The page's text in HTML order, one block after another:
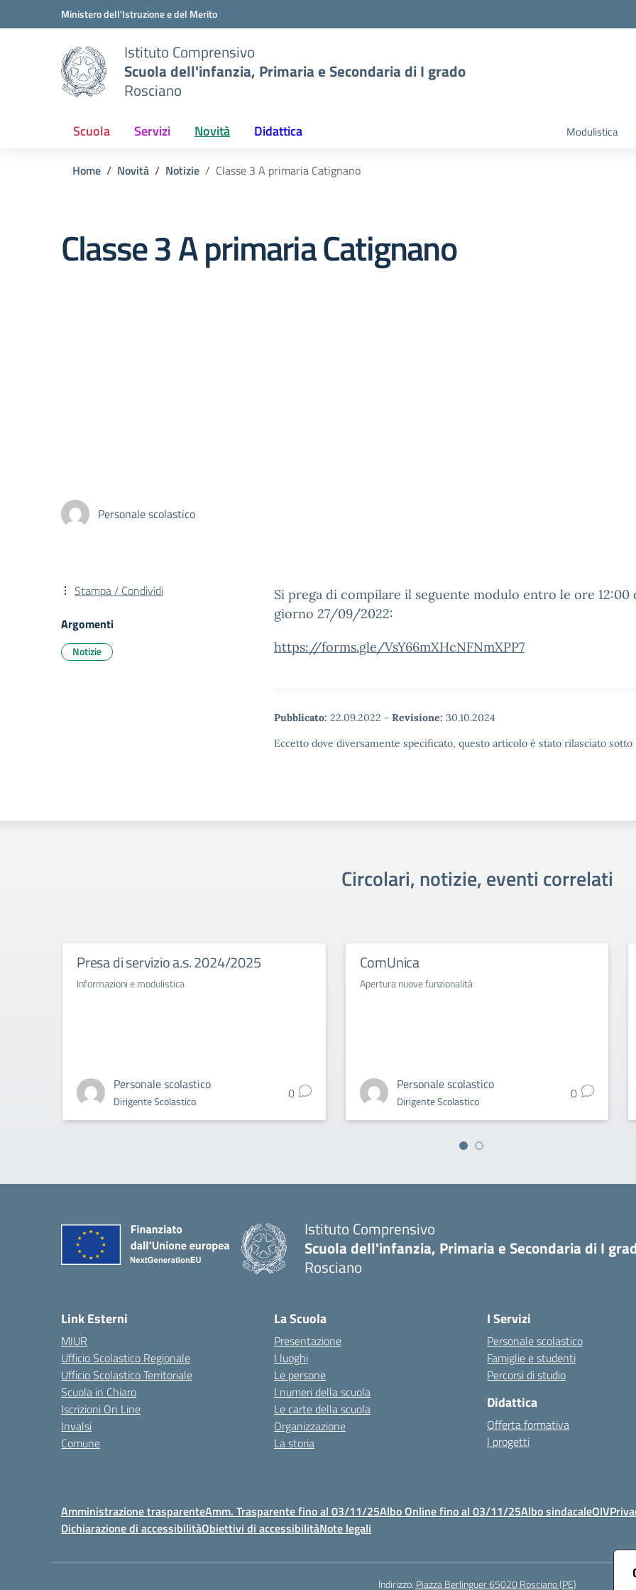
Vai ai contenuti
Vai al menu di navigazioneMinistero dell'Istruzione e del Merito
Istituto Comprensivo
Scuola dell'infanzia, Primaria e Secondaria di I grado
Rosciano
Scuola Servizi Novità Didattica Modulistica
Home Novità Notizie Classe 3 A primaria Catignano
Classe 3 A primaria Catignano
Personale scolastico
Si prega di compilare il seguente modulo entro le ore 12:00
giorno 27/09/2022:
https://forms.gle/VsY66mXHcNFNmXPP7
Pubblicato: 22.09.2022 - Revisione: 30.10.2024
Eccetto dove diversamente specificato, questo articolo è stato rilasciato
Stampa / Condividi
Argomenti
Notizie
Circolari, notizie, eventi correlati
Presa di servizio a.s. 2024/2025
Informazioni e modulistica
Personale scolastico
Dirigente Scolastico 0
ComUnica
Apertura nuove funzionalità
Personale scolastico
Dirigente Scolastico 0
Istituto Comprensivo
Scuola dell'infanzia, Primaria e Secondaria di I
Rosciano
Link Esterni
MIUR
Ufficio Scolastico Regionale
Ufficio Scolastico Territoriale
Scuola in Chiaro
Iscrizioni On Line
Invalsi
Comune
La Scuola
Presentazione
I luoghi
Le persone
I numeri della scuola
Le carte della scuola
Organizzazione
La storia
I Servizi
Personale scolastico
Famiglie e studenti
Percorsi di studio
Didattica
Offerta formativa
I progetti
Amministrazione trasparenteAmm. Trasparente fino al 03/11/25Albo Online fino al 03/11/25Albo sindacaleOIV
Dichiarazione di accessibilitàObiettivi di accessibilitàNote legali
Indirizzo: Piazza Berlinguer 65020 Rosciano (PE)